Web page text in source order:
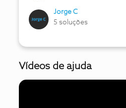
Jorge C
5 soluções
Vídeos de ajuda